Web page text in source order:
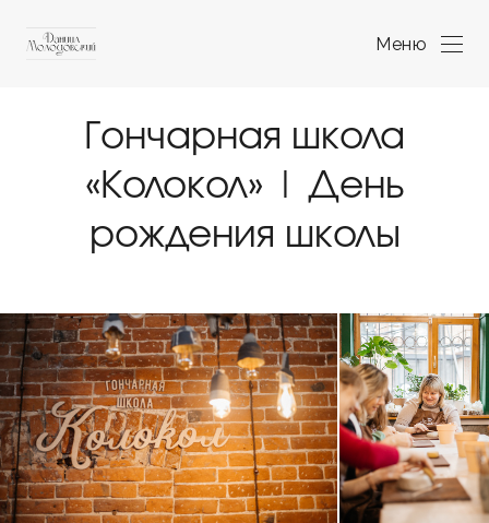
Меню
Гончарная школа
«Колокол» | День
рождения школы